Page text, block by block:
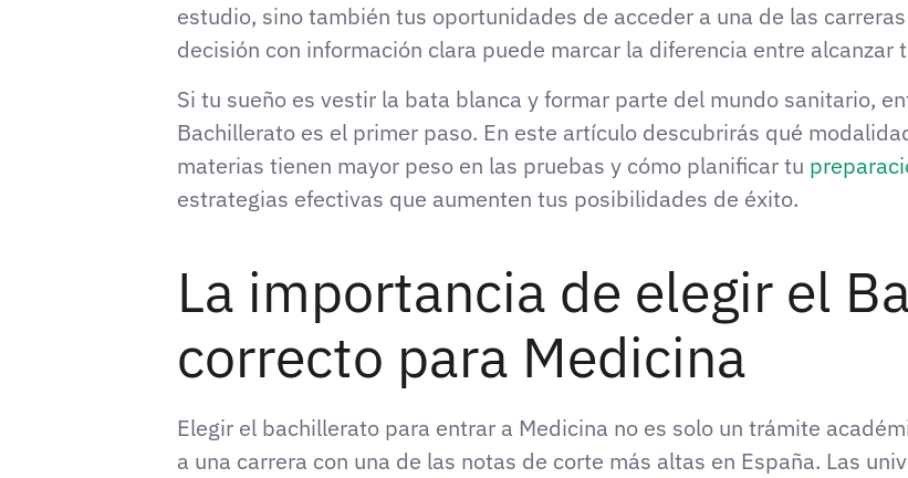
estudio, sino también tus oportunidades de acceder a una de las
decisión con información clara puede marcar la diferencia entre
Si tu sueño es vestir la bata blanca y formar parte del mundo sanitario,
Bachillerato es el primer paso. En este artículo descubrirás qué
materias tienen mayor peso en las pruebas y cómo planificar tu
estrategias efectivas que aumenten tus posibilidades de éxito.
La importancia de elegir el
correcto para Medicina
Elegir el bachillerato para entrar a Medicina no es solo un trámite
a una carrera con una de las notas de corte más altas en España. Las